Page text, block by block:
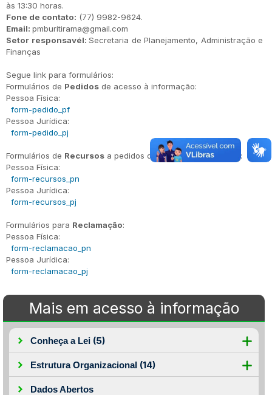
às 13:30 horas.
Fone de contato: (77) 9982-9624.
Email: pmburitirama@gmail.com
Setor responsavél: Secretaria de Planejamento, Administração e
Finanças
Segue link para formulários:
Formulários de Pedidos de acesso à informação:
Pessoa Física:
form-pedido_pf
Pessoa Jurídica:
form-pedido_pj
Formulários de Recursos a pedidos de acesso à informação:
Pessoa Física:
form-recursos_pn
Pessoa Jurídica:
form-recursos_pj
Formulários para Reclamação:
Pessoa Física:
form-reclamacao_pn
Pessoa Jurídica:
form-reclamacao_pj
Mais em acesso à informação
Conheça a Lei (5)
Estrutura Organizacional (14)
Dados Abertos